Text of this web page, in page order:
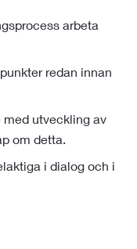
arbeta
redan innan
med utveckling av
om detta.
i dialog och i